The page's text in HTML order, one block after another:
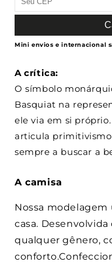
Mini envios e internacional
A crítica:
O símbolo
Basquiat na
ele via em si
articula primitivismo
sempre a buscar a
A camisa
Nossa modelagem
casa.
qualquer gênero,